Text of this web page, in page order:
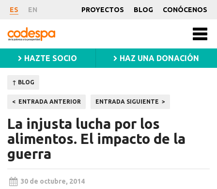
Noticia
ES EN PROYECTOS BLOG CONÓCENOS
CODESPA
HAZTE SOCIO HAZ UNA DONACIÓN
↑ BLOG
Navegación
de
entradas
ENTRADA ANTERIOR ENTRADA SIGUIENTE
La injusta lucha por los
alimentos. El impacto de la
guerra
30 de octubre, 2014